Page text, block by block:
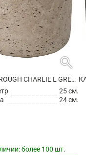
search
КАШПО ROUGH CHARLIE L GREY WASHED
25 см.
24 см.
более 100 шт.